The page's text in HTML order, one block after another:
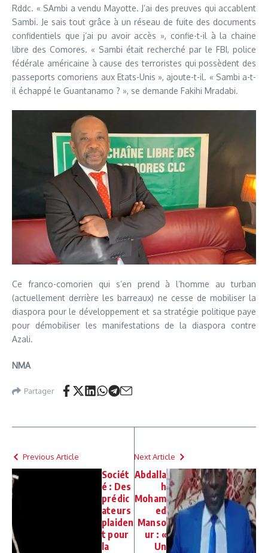
Rddc. « SAmbi a vendu Mayotte. J’ai des preuves qui accablent
Sambi. Je sais tout grâce à un réseau de fuite des documents
confidentiels que j’ai pu avoir accès », confie-t-il à la chaine
libre des Comores. « Sambi était recherché par le FBI, police
fédérale américaine à cause des terroristes qui possèdent des
passeports comoriens aux Etats-Unis », ajoute-t-il. « Sambi a-t-
il échappé le Guantanamo ? », se demande Fakihi Mradabi.
Ce franco-comorien qui s’en prend à l’homme au turban
(actuellement derrière les barreaux) ne cesse de mobiliser la
diaspora pour le développement et sa stratégie politique paye
pour démobiliser les manifestations de la diaspora contre
Azali.
NMA
Partager
Previous Article
Sociét
é : Des
prédic
ateurs
plaiden
t pour
la
Next Article
Abdalla
h
Moham
ed
Manso
ur : «
Un